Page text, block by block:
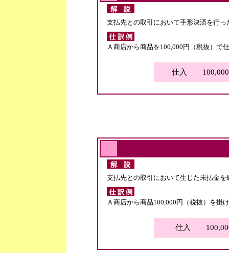
支払先との取引において手形決済を行
Ａ商店から商品を100,000円（税抜）で
仕入
支払先との取引において生じた未払金
Ａ商店から商品100,000円（税抜）を掛
仕入